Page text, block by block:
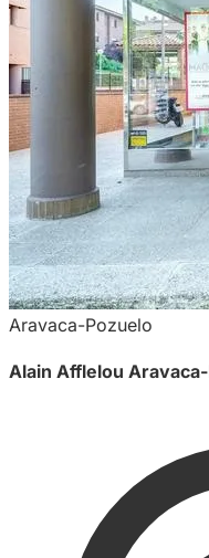
Aravaca-Pozuelo
Alain Afflelou